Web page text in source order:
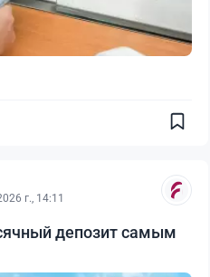
г., 14:11
депозит самым